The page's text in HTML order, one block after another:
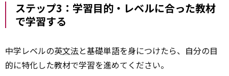
ステップ3：学習目的・レベルに合った教材
で学習する
中学レベルの英文法と基礎単語を身につけたら、自分の目
的に特化した教材で学習を進めてください。